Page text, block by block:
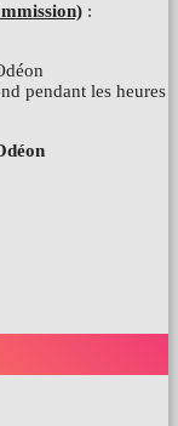
:
pendant les heures